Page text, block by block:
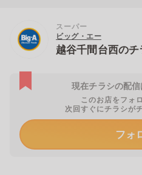
スーパー
ビッグ・エー
越谷千間台西のチ
現在チラシの配信
このお店をフォ
次回すぐにチラシが
フォ